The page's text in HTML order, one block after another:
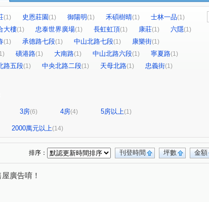
(1) 史恩莊園(1) 御陽明(1) 禾碩樹晴(1) 士林一品(1)
大樓(1) 忠泰世界廣場(1) 長虹虹頂(1) 康莊(1) 六隱(1)
(1) 承德路七段(1) 中山北路七段(1) 康樂街(1)
磺港路(1) 大南路(1) 中山北路六段(1) 寧夏路(1)
路五段(1) 中央北路二段(1) 天母北路(1) 忠義街(1)
3房(6) 4房(4) 5房以上(1)
2000萬元以上(14)
金額
坪數
刊登時間
排序：
廣告唷！